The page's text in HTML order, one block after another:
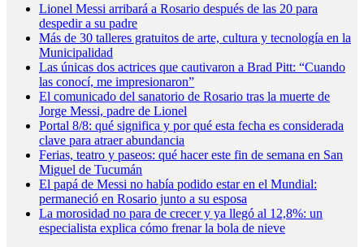
Lionel Messi arribará a Rosario después de las 20 para
despedir a su padre
Más de 30 talleres gratuitos de arte, cultura y tecnología en la
Municipalidad
Las únicas dos actrices que cautivaron a Brad Pitt: “Cuando
las conocí, me impresionaron”
El comunicado del sanatorio de Rosario tras la muerte de
Jorge Messi, padre de Lionel
Portal 8/8: qué significa y por qué esta fecha es considerada
clave para atraer abundancia
Ferias, teatro y paseos: qué hacer este fin de semana en San
Miguel de Tucumán
El papá de Messi no había podido estar en el Mundial:
permaneció en Rosario junto a su esposa
La morosidad no para de crecer y ya llegó al 12,8%: un
especialista explica cómo frenar la bola de nieve